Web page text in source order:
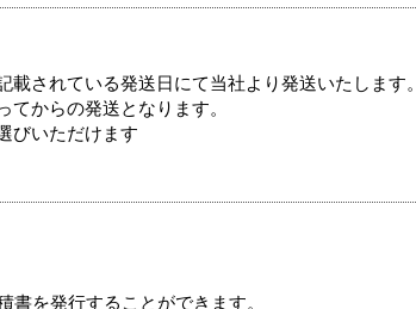
されている発送日にて当社より発送いたします。
からの発送となります。
びいただけます
を発行することができます。